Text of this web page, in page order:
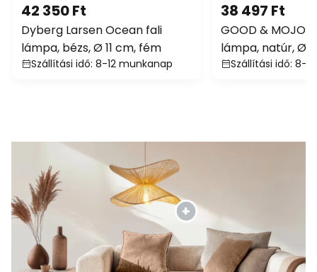
42 350 Ft
Dyberg Larsen Ocean fali
lámpa, bézs, Ø 11 cm, fém
Szállítási idő: 8-12 munkanap
38 497 Ft
GOOD & MOJO
lámpa, natúr, Ø
konnektoros,
Szállítási idő: 8-